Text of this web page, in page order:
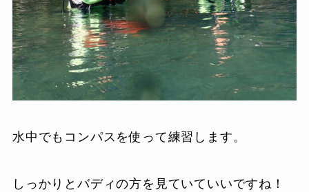
水中でもコンパスを使って練習します。
しっかりとバディの方を見ていていいですね！